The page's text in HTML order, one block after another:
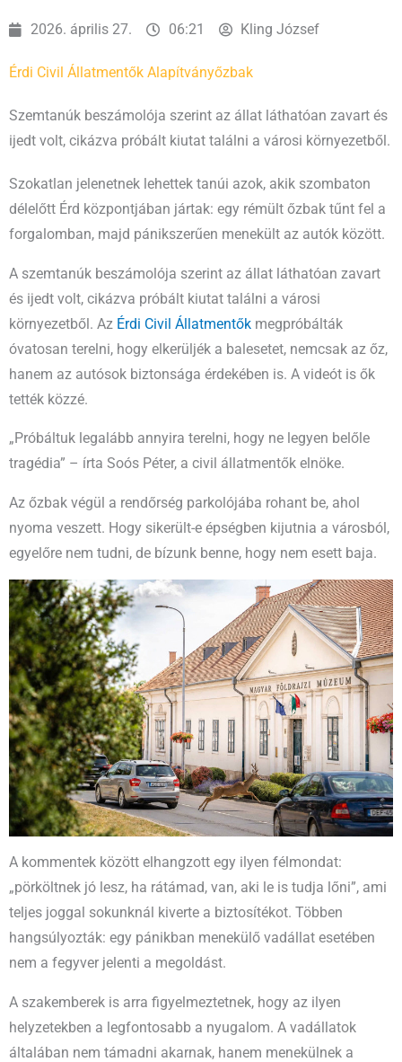
2026. április 27. 06:21 Kling József
Érdi Civil Állatmentők Alapítványőzbak
Szemtanúk beszámolója szerint az állat láthatóan zavart és
ijedt volt, cikázva próbált kiutat találni a városi környezetből.
Szokatlan jelenetnek lehettek tanúi azok, akik szombaton
délelőtt Érd központjában jártak: egy rémült őzbak tűnt fel a
forgalomban, majd pánikszerűen menekült az autók között.
A szemtanúk beszámolója szerint az állat láthatóan zavart
és ijedt volt, cikázva próbált kiutat találni a városi
környezetből. Az Érdi Civil Állatmentők megpróbálták
óvatosan terelni, hogy elkerüljék a balesetet, nemcsak az őz,
hanem az autósok biztonsága érdekében is. A videót is ők
tették közzé.
„Próbáltuk legalább annyira terelni, hogy ne legyen belőle
tragédia” – írta Soós Péter, a civil állatmentők elnöke.
Az őzbak végül a rendőrség parkolójába rohant be, ahol
nyoma veszett. Hogy sikerült-e épségben kijutnia a városból,
egyelőre nem tudni, de bízunk benne, hogy nem esett baja.
A kommentek között elhangzott egy ilyen félmondat:
„pörköltnek jó lesz, ha rátámad, van, aki le is tudja lőni”, ami
teljes joggal sokunknál kiverte a biztosítékot. Többen
hangsúlyozták: egy pánikban menekülő vadállat esetében
nem a fegyver jelenti a megoldást.
A szakemberek is arra figyelmeztetnek, hogy az ilyen
helyzetekben a legfontosabb a nyugalom. A vadállatok
általában nem támadni akarnak, hanem menekülnek a